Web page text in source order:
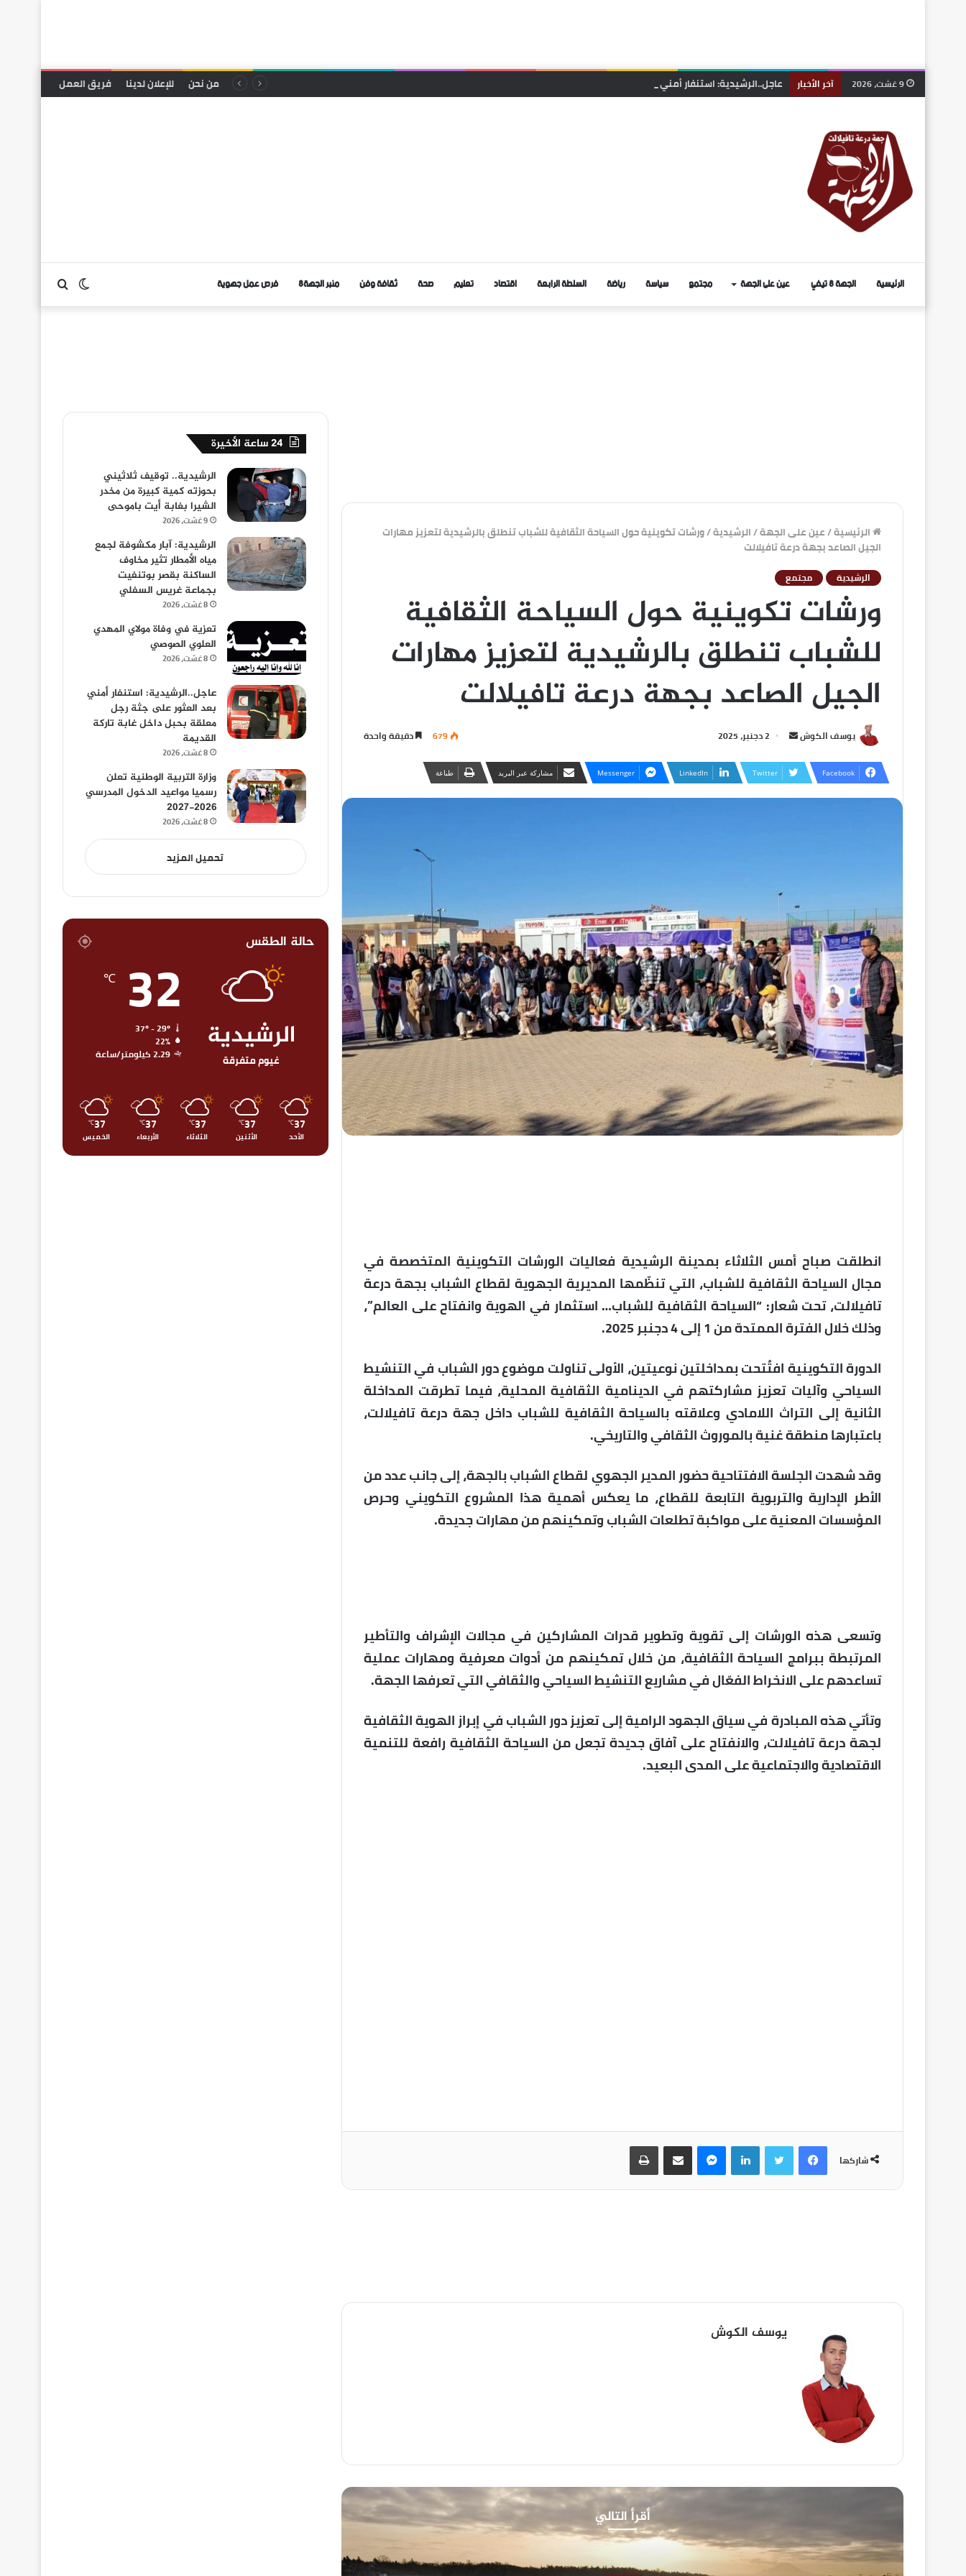
آخر الأخبار عاجل..الرشيدية: استنفار أمني بعد العثور على جثة رجل معلقة بحبل داخل غابة تاركة القديمة من نحن للإعلان لدينا فريق العمل
الرئيسية الجهة 8 تيفي عين على الجهة مجتمع سياسة رياضة السلطة الرابعة اقتصاد تعليم صحة ثقافة وفن منبر الجهة8 فرص عمل جهوية
الرئيسية/عين على الجهة/الرشيدية/ورشات تكوينية حول السياحة الثقافية للشباب تنطلق بالرشيدية لتعزيز مهارات
الجيل الصاعد بجهة درعة تافيلالت
الرشيدية مجتمع
ورشات تكوينية حول السياحة الثقافية
للشباب تنطلق بالرشيدية لتعزيز مهارات
الجيل الصاعد بجهة درعة تافيلالت
يوسف الكوش 2 دجنبر، 2025 679 دقيقة واحدة
Facebook
Twitter
LinkedIn
Messenger مشاركة عبر البريد طباعة
انطلقت صباح أمس الثلاثاء بمدينة الرشيدية فعاليات الورشات التكوينية المتخصصة في
مجال السياحة الثقافية للشباب، التي تنظّمها المديرية الجهوية لقطاع الشباب بجهة درعة
تافيلالت، تحت شعار: “السياحة الثقافية للشباب… استثمار في الهوية وانفتاح على العالم”،
وذلك خلال الفترة الممتدة من 1 إلى 4 دجنبر 2025.
الدورة التكوينية افتُتحت بمداخلتين نوعيتين، الأولى تناولت موضوع دور الشباب في التنشيط
السياحي وآليات تعزيز مشاركتهم في الدينامية الثقافية المحلية، فيما تطرقت المداخلة
الثانية إلى التراث اللامادي وعلاقته بالسياحة الثقافية للشباب داخل جهة درعة تافيلالت،
باعتبارها منطقة غنية بالموروث الثقافي والتاريخي.
وقد شهدت الجلسة الافتتاحية حضور المدير الجهوي لقطاع الشباب بالجهة، إلى جانب عدد من
الأطر الإدارية والتربوية التابعة للقطاع، ما يعكس أهمية هذا المشروع التكويني وحرص
المؤسسات المعنية على مواكبة تطلعات الشباب وتمكينهم من مهارات جديدة.
وتسعى هذه الورشات إلى تقوية وتطوير قدرات المشاركين في مجالات الإشراف والتأطير
المرتبطة ببرامج السياحة الثقافية، من خلال تمكينهم من أدوات معرفية ومهارات عملية
تساعدهم على الانخراط الفعّال في مشاريع التنشيط السياحي والثقافي التي تعرفها الجهة.
وتأتي هذه المبادرة في سياق الجهود الرامية إلى تعزيز دور الشباب في إبراز الهوية الثقافية
لجهة درعة تافيلالت، والانفتاح على آفاق جديدة تجعل من السياحة الثقافية رافعة للتنمية
الاقتصادية والاجتماعية على المدى البعيد.
شاركها
يوسف الكوش
أقرأ التالي
24 ساعة الأخيرة
الرشيدية.. توقيف ثلاثيني
بحوزته كمية كبيرة من مخدر
الشيرا بغابة أيت باموحى
9 غشت، 2026
الرشيدية: آبار مكشوفة لجمع
مياه الأمطار تثير مخاوف
الساكنة بقصر بوتنفيت
بجماعة غريس السفلي
8 غشت، 2026
تعزية في وفاة مولاي المهدي
العلوي الصوصي
8 غشت، 2026
عاجل..الرشيدية: استنفار أمني
بعد العثور على جثة رجل
معلقة بحبل داخل غابة تاركة
القديمة
8 غشت، 2026
وزارة التربية الوطنية تعلن
رسميا مواعيد الدخول المدرسي
2026-2027
8 غشت، 2026
تحميل المزيد
حالة الطقس
الرشيدية
غيوم متفرقة
32
℃
37º - 29º
22%
2.29 كيلومتر/ساعة
37
℃
الأحد
37
℃
الأثنين
37
℃
الثلاثاء
37
℃
الأربعاء
37
℃
الخميس